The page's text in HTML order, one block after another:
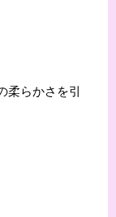
柔らかさを引